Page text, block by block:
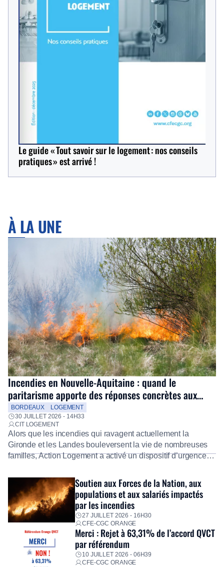
Le guide « Tout savoir sur le logement : nos conseils
pratiques » est arrivé !
À LA UNE
Incendies en Nouvelle-Aquitaine : quand le
paritarisme apporte des réponses concrètes aux
salariés
BORDEAUX
LOGEMENT
30 JUILLET 2026 - 14H33
CIT LOGEMENT
Alors que les incendies qui ravagent actuellement la
Gironde et les Landes bouleversent la vie de nombreuses
familles, Action Logement a activé un dispositif d’urgence
Fidèle à sa mission d’utilité sociale, le Groupe mobilise
immédiatement ses équipes afin de proposer un diagnostic
personnalisé, des aides financières pour faire face aux
premières dépenses, […]
Soutien aux Forces de la Nation, aux
populations et aux salariés impactés
par les incendies
27 JUILLET 2026 - 16H30
CFE-CGC ORANGE
Merci : Rejet à 63,31% de l’accord QVCT
par référendum
10 JUILLET 2026 - 06H39
CFE-CGC ORANGE